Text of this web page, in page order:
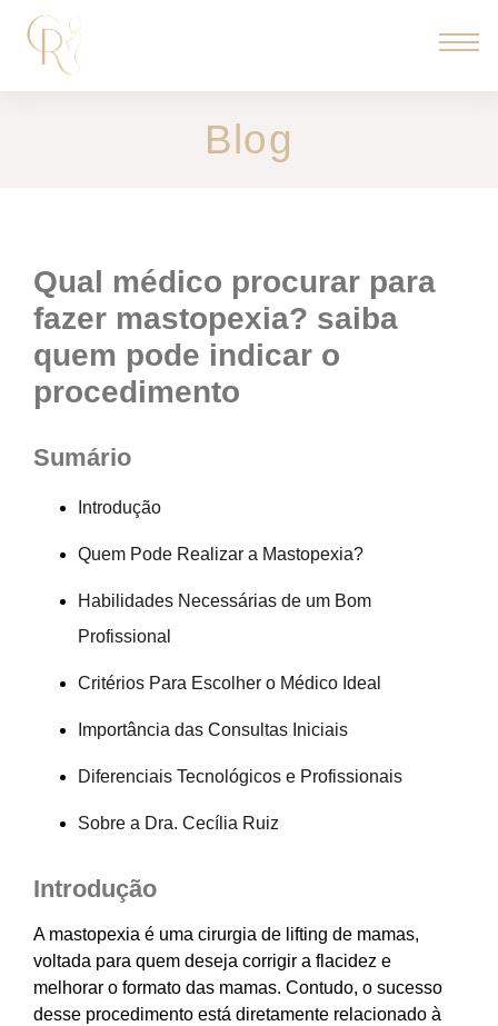
Blog
qual médico procurar para
fazer mastopexia? saiba
quem pode indicar o
procedimento
Sumário
Introdução
Quem Pode Realizar a Mastopexia?
Habilidades Necessárias de um Bom
Profissional
Critérios Para Escolher o Médico Ideal
Importância das Consultas Iniciais
Diferenciais Tecnológicos e Profissionais
Sobre a Dra. Cecília Ruiz
Introdução
A mastopexia é uma cirurgia de lifting de mamas,
voltada para quem deseja corrigir a flacidez e
melhorar o formato das mamas. Contudo, o sucesso
desse procedimento está diretamente relacionado à